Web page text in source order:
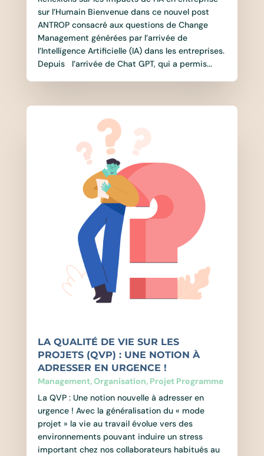
sur l’Humain Bienvenue dans ce nouvel post
ANTROP consacré aux questions de Change
Management générées par l’arrivée de
l’Intelligence Artificielle (IA) dans les entreprises.
Depuis l’arrivée de Chat GPT, qui a permis...
LA QUALITÉ DE VIE SUR LES
PROJETS (QVP) : UNE NOTION À
ADRESSER EN URGENCE !
Management,Organisation, Projet Programme
La QVP : Une notion nouvelle à adresser en
urgence ! Avec la généralisation du « mode
projet » la vie au travail évolue vers des
environnements pouvant induire un stress
important chez nos collaborateurs habitués au